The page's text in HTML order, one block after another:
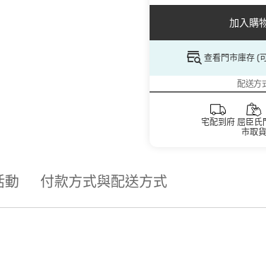
加入購
查看門市庫存 (
配送方
宅配到府 屈臣氏
市取貨
動 付款方式與配送方式